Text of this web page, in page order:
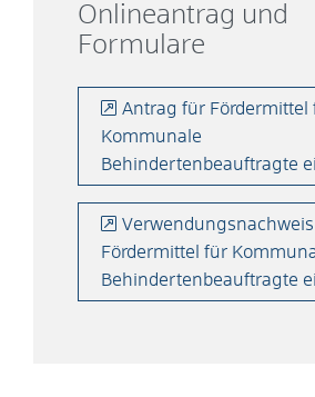
Onlineantrag und
Formulare
Antrag für Fördermittel
Kommunale
Behindertenbeauftragte
Fördermittel für
Behindertenbeauftragte